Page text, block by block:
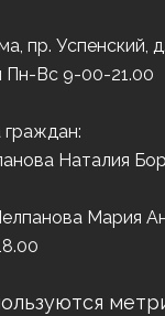
пр. Успенский,
Пн-Вс 9-00-21.00
Наталия
Мария